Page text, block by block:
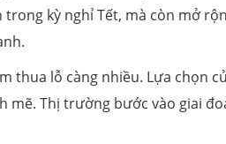
kỳ nghỉ Tết, mà còn mở
lỗ càng nhiều. Lựa chọn
mẽ. Thị trường bước vào giai